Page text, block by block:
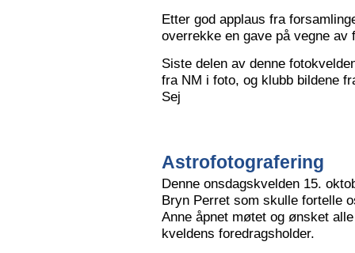
Etter god applaus fra
overrekke en gave på vegne av
Siste delen av denne
fra NM i foto, og klubb bildene
Sej
Astrofotografering
Denne onsdagskvelden 15.
Bryn Perret som skulle fortelle
Anne åpnet møtet og ønsket
kveldens foredragsholder.